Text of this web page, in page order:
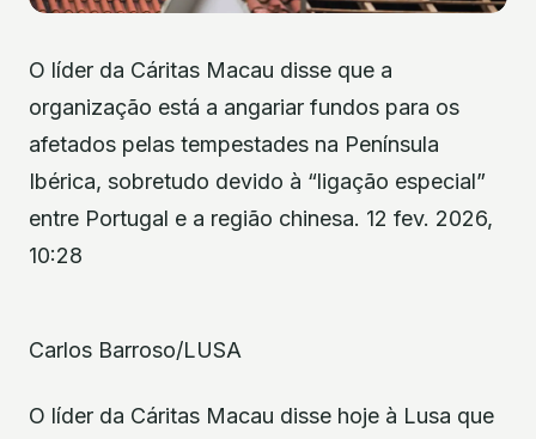
O líder da Cáritas Macau disse que a
organização está a angariar fundos para os
afetados pelas tempestades na Península
Ibérica, sobretudo devido à “ligação especial”
entre Portugal e a região chinesa. 12 fev. 2026,
10:28
Carlos Barroso/LUSA
O líder da Cáritas Macau disse hoje à Lusa que